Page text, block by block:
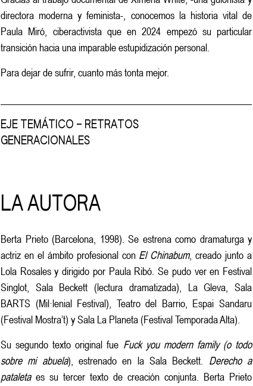
directora moderna y feminista-, conocemos la historia vital de
Paula Miró, ciberactivista que en 2024 empezó su particular
transición hacia una imparable estupidización personal.
Para dejar de sufrir, cuanto más tonta mejor.
EJE TEMÁTICO – RETRATOS
GENERACIONALES
LA AUTORA
Berta Prieto (Barcelona, 1998). Se estrena como dramaturga y
actriz en el ámbito profesional con El Chinabum, creado junto a
Lola Rosales y dirigido por Paula Ribó. Se pudo ver en Festival
Singlot, Sala Beckett (lectura dramatizada), La Gleva, Sala
BARTS (Mil·lenial Festival), Teatro del Barrio, Espai Sandaru
(Festival Mostra’t) y Sala La Planeta (Festival Temporada Alta).
Su segundo texto original fue Fuck you modern family (o todo
sobre mi abuela), estrenado en la Sala Beckett. Derecho a
pataletaes su tercer texto de creación conjunta. Berta Prieto